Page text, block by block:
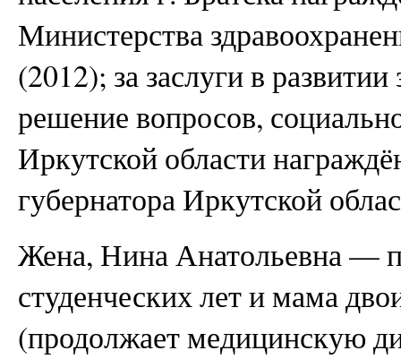
Министерства
(2012); за заслуги в
решение вопросов,
Иркутской области
губернатора Иркутской
Жена, Нина Анатольевна —
студенческих лет и мама
(продолжает медицинскую